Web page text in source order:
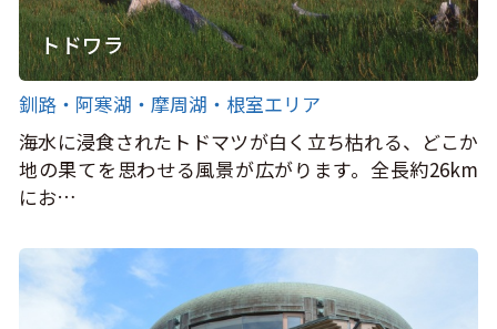
トドワラ
釧路・阿寒湖・摩周湖・根室エリア
海水に浸食されたトドマツが白く立ち枯れる、どこか
地の果てを思わせる風景が広がります。全長約26km
にお…